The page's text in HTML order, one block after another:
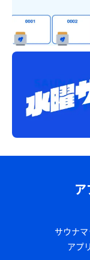
サウナ
アプ